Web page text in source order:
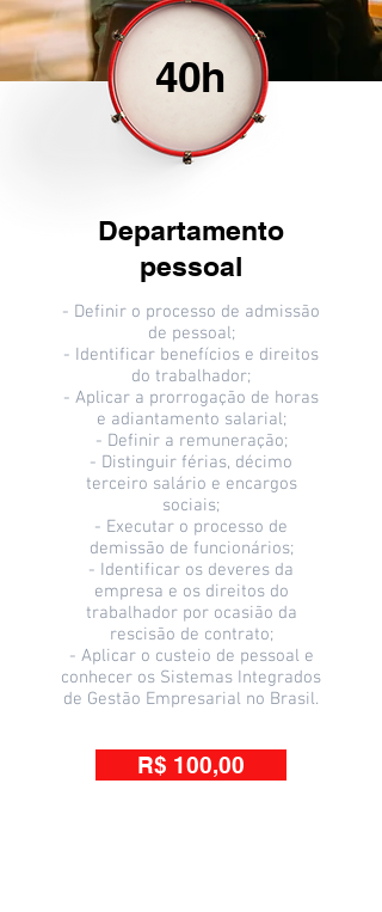
40h
Departamento
pessoal
- Definir o processo de admissão
de pessoal;
- Identificar benefícios e direitos
do trabalhador;
- Aplicar a prorrogação de horas
e adiantamento salarial;
- Definir a remuneração;
- Distinguir férias, décimo
terceiro salário e encargos
sociais;
- Executar o processo de
demissão de funcionários;
- Identificar os deveres da
empresa e os direitos do
trabalhador por ocasião da
rescisão de contrato;
- Aplicar o custeio de pessoal e
conhecer os Sistemas Integrados
de Gestão Empresarial no Brasil.
R$ 100,00